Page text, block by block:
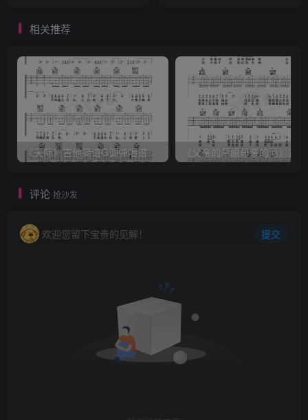
相关推荐
《天际》吉他简谱G调弹唱谱（姜玉阳）
评论 抢沙发
欢迎您留下宝贵的见解！ 提交